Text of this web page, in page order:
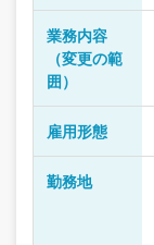
業務内容
（変更の範
囲）
雇用形態
勤務地